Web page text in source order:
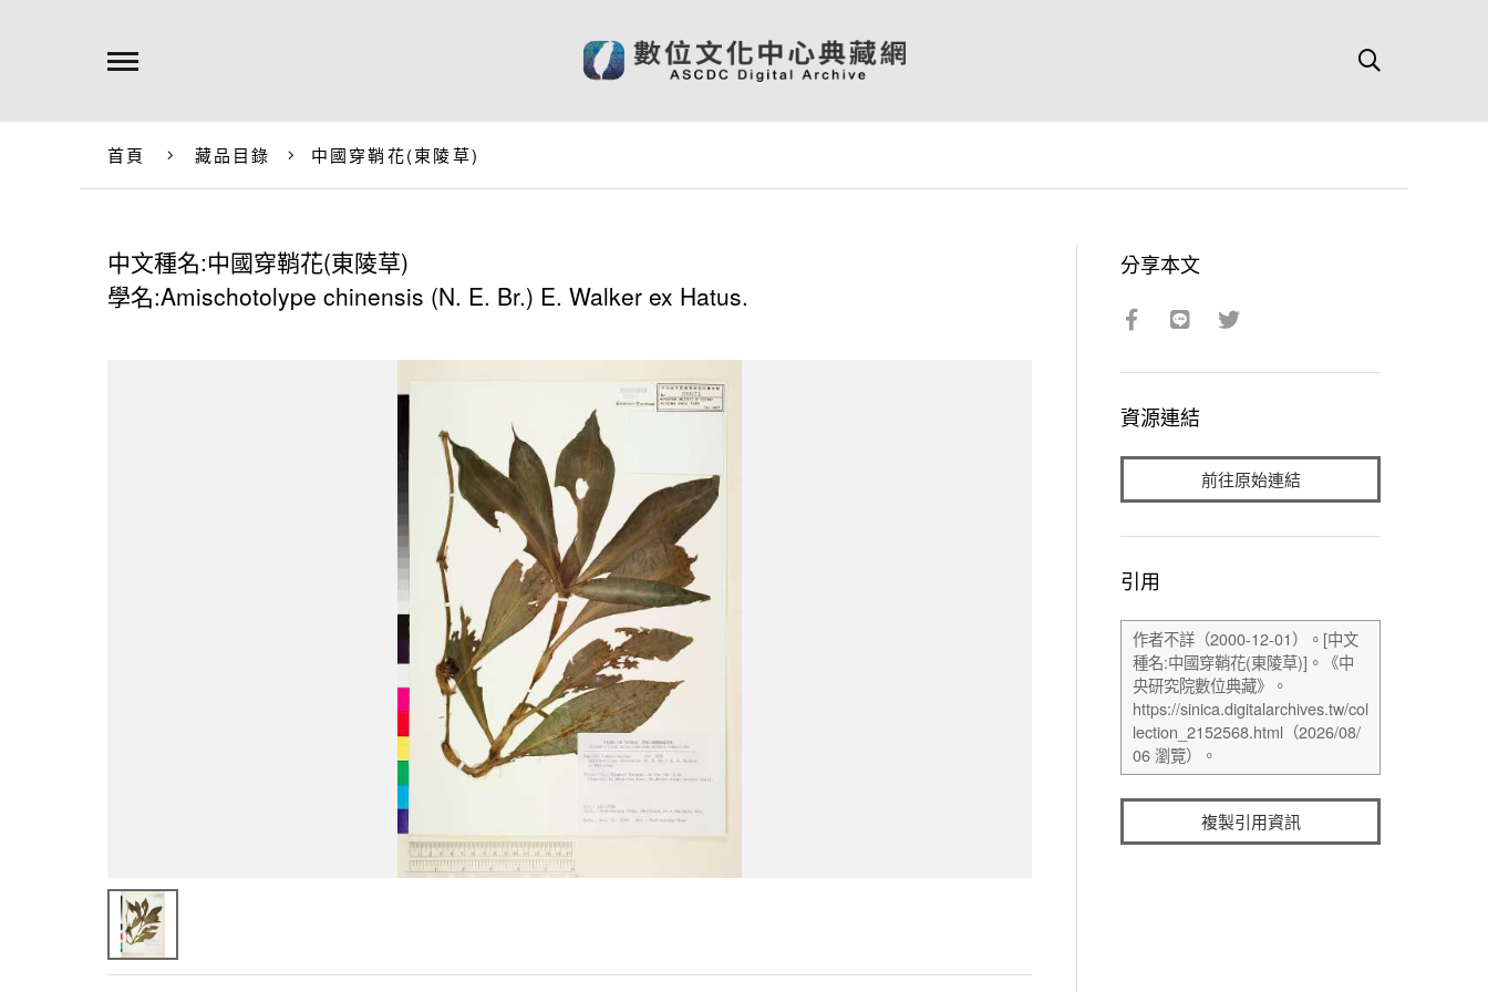
首頁 藏品目錄 中國穿鞘花(東陵草)
中文種名:中國穿鞘花(東陵草)
學名:Amischotolype chinensis (N. E. Br.) E. Walker ex Hatus.
分享本文
資源連結
前往原始連結
引用
複製引用資訊